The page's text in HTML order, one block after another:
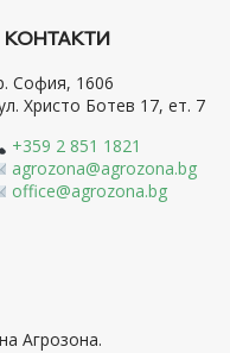
КОНТАКТИ
София, 1606
Христо Ботев 17, ет. 7
+359 2 851 1821
agrozona@agrozona.bg
office@agrozona.bg
Агрозона.